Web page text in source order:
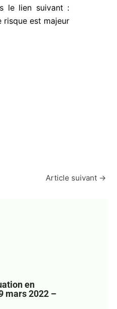
le lien suivant :
risque est majeur
Article suivant →
en
mars 2022 –